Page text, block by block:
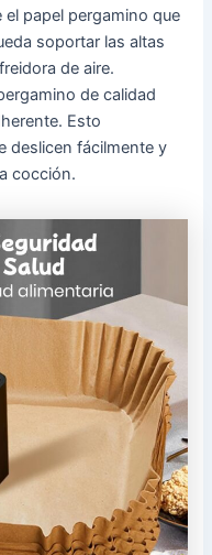
el papel pergamino que
soportar las altas
de aire.
de calidad
Esto
deslicen fácilmente y
cocción.